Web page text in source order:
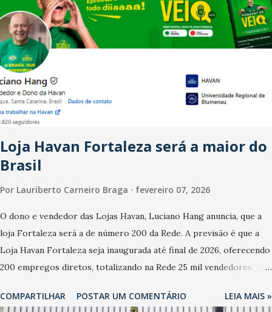
fim de ano e pelo pagamento do 13º Salário para um número maior
de trabalhadores, já que o país tem a menor taxa de desemprego
dos anos recentes. Ainda segundo a Pesquisa, em novembro de
2025, 40% dos bares e restaurantes operaram com lucro e outros
40% registraram equilíbrio financeiro. Já o percentual de
estabelecimentos no prejuízo ficou em 19%, pouco abaixo do
observado no mês anterior. Outros 1% não existiam em novembro.
com a pesquisa, 44% dos n...
Loja Havan Fortaleza será a maior do
Brasil
Por Lauriberto Carneiro Braga fevereiro 07, 2026
O dono e vendedor das Lojas Havan, Luciano Hang anuncia, que a
loja Fortaleza será a de número 200 da Rede. A previsão é que a
Loja Havan Fortaleza seja inaugurada até final de 2026, oferecendo
200 empregos diretos, totalizando na Rede 25 mil vendedores. A
oficialmente, mas fontes extraoficiais indicam, que será na Avenida
COMPARTILHAR POSTAR UM COMENTÁRIO LEIA MAIS »